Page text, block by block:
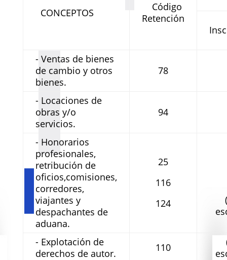
CONCEPTOS
Código
Retención
- Ventas de bienes
de cambio y otros
bienes.
78
- Locaciones de
obras y/o
servicios.
94
- Honorarios
profesionales,
retribución de
oficios,comisiones,
corredores,
viajantes y
despachantes de
aduana.
25
116
124
- Explotación de
derechos de autor.
110